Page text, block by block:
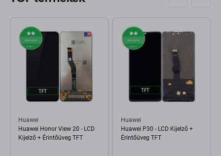
Huawei
Huawei Honor View 20 - LCD
Kijelző + Érintőüveg TFT
Huawei
Huawei P30 - LCD Kijelző +
Érintőüveg TFT